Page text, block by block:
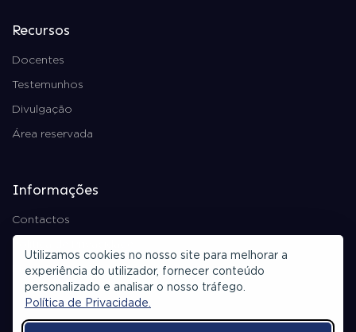
Utilizamos cookies no nosso site para melhorar a
experiência do utilizador, fornecer conteúdo
personalizado e analisar o nosso tráfego.
Política de Privacidade.
Recursos
Docentes
Testemunhos
Divulgação
Área reservada
Informações
Contactos
Ficha Técnica